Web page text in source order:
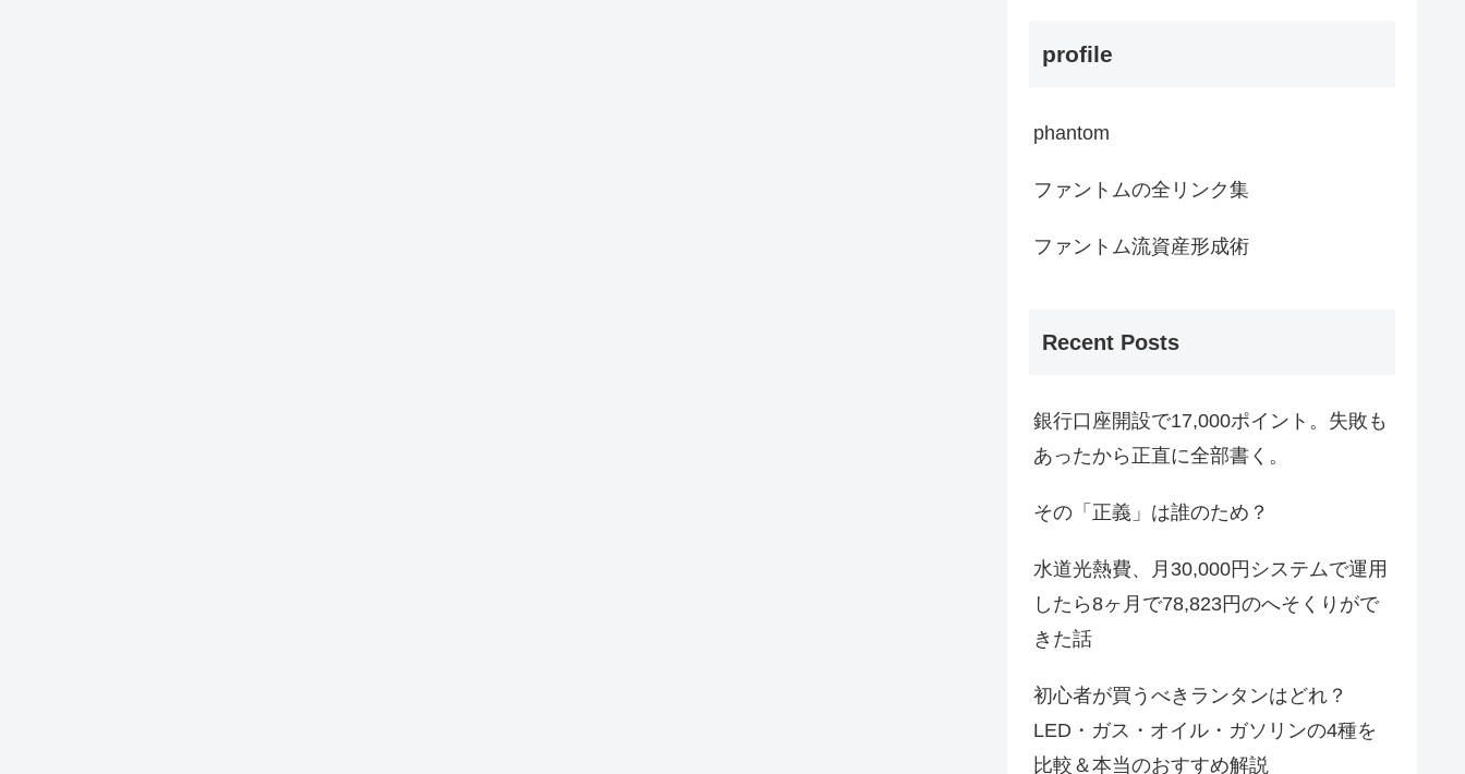
profile
phantom
ファントムの全リンク集
ファントム流資産形成術
Recent Posts
銀行口座開設で17,000ポイント。失敗も
あったから正直に全部書く。
その「正義」は誰のため？
水道光熱費、月30,000円システムで運用
したら8ヶ月で78,823円のへそくりがで
きた話
初心者が買うべきランタンはどれ？
LED・ガス・オイル・ガソリンの4種を
比較＆本当のおすすめ解説